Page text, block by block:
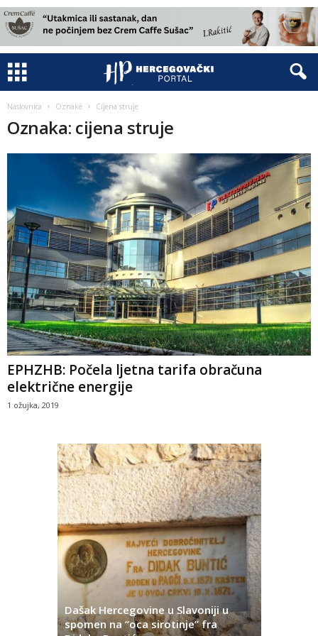
Naslovnica Oznake Cijena struje
Oznaka: cijena struje
EPHZHB: Počela ljetna tarifa obračuna
električne energije
1 ožujka, 2019
Dašak Hercegovine u Slavoniji u
spomen na “oca sirotinje” fra